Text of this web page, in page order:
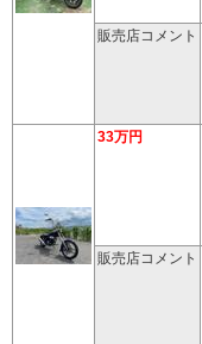
販売店コメント
33万円
販売店コメント